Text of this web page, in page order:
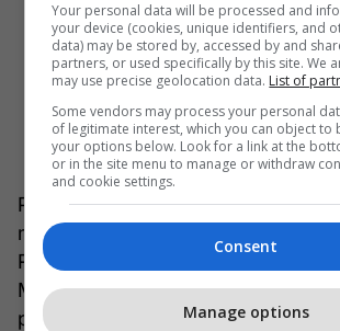
Putini në vitin 2025 deklaroi se
mendon” për atë se kush mund ta
Rusinë pas tij, por nuk përmendi
Megjithatë, analistët kanë
pasardhës të mundshëm, ndër të
Your personal data will be processed and
your device (cookies, unique identifiers, and
data) may be stored by, accessed by and
partners, or used specifically by this site. We
may use precise geolocation data. List of
Some vendors may process your personal
of legitimate interest, which you can object to
your options below. Look for a link at the
or in the site menu to manage or withdraw
and cookie settings.
Consent
Manage options